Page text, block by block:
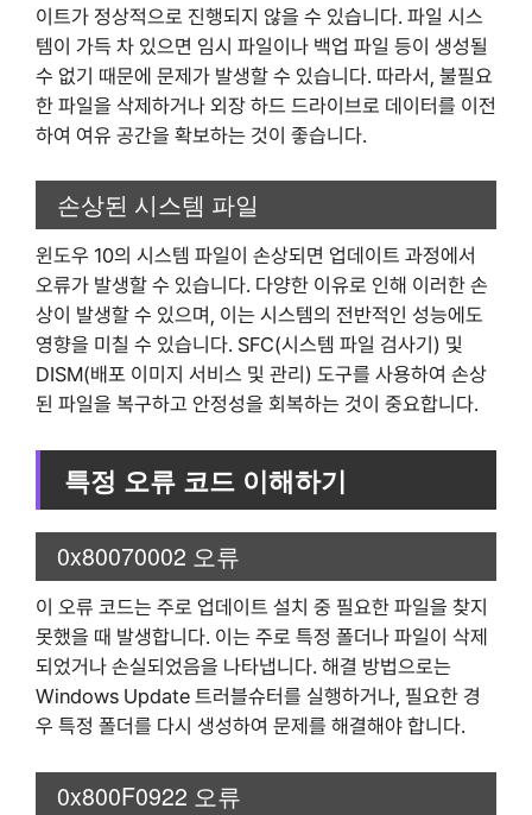
이트가 정상적으로 진행되지 않을 수 있습니다. 파일 시스
템이 가득 차 있으면 임시 파일이나 백업 파일 등이 생성될
수 없기 때문에 문제가 발생할 수 있습니다. 따라서, 불필요
한 파일을 삭제하거나 외장 하드 드라이브로 데이터를 이전
하여 여유 공간을 확보하는 것이 좋습니다.
손상된 시스템 파일
윈도우 10의 시스템 파일이 손상되면 업데이트 과정에서
오류가 발생할 수 있습니다. 다양한 이유로 인해 이러한 손
상이 발생할 수 있으며, 이는 시스템의 전반적인 성능에도
영향을 미칠 수 있습니다. SFC(시스템 파일 검사기) 및
DISM(배포 이미지 서비스 및 관리) 도구를 사용하여 손상
된 파일을 복구하고 안정성을 회복하는 것이 중요합니다.
특정 오류 코드 이해하기
0x80070002 오류
이 오류 코드는 주로 업데이트 설치 중 필요한 파일을 찾지
못했을 때 발생합니다. 이는 주로 특정 폴더나 파일이 삭제
되었거나 손실되었음을 나타냅니다. 해결 방법으로는
Windows Update 트러블슈터를 실행하거나, 필요한 경
우 특정 폴더를 다시 생성하여 문제를 해결해야 합니다.
0x800F0922 오류